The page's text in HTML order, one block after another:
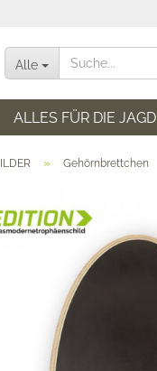
Alle
ALLES FÜR DIE JAGD
» Gehörnbrettchen